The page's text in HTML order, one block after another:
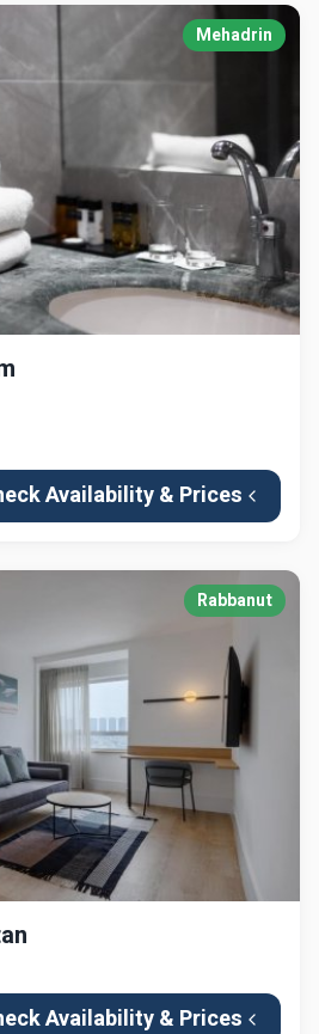
Mehadrin
Availability & Prices
Rabbanut
Availability & Prices